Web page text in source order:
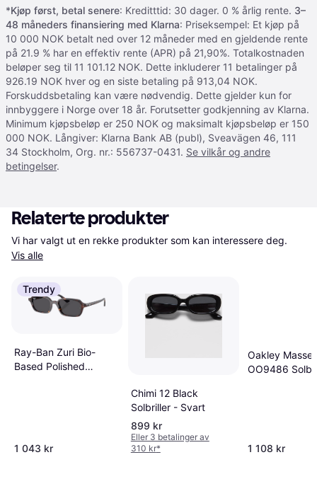
*Kjøp først, betal senere: Kreditttid: 30 dager. 0 % årlig rente. 3–
48 måneders finansiering med Klarna: Priseksempel: Et kjøp på
10 000 NOK betalt ned over 12 måneder med en gjeldende rente
på 21.9 % har en effektiv rente (APR) på 21,90%. Totalkostnaden
beløper seg til 11 101.12 NOK. Dette inkluderer 11 betalinger på
926.19 NOK hver og en siste betaling på 913,04 NOK.
Forskuddsbetaling kan være nødvendig. Dette gjelder kun for
innbyggere i Norge over 18 år. Forutsetter godkjenning av Klarna.
Minimum kjøpsbeløp er 250 NOK og maksimalt kjøpsbeløp er 150
000 NOK. Långiver: Klarna Bank AB (publ), Sveavägen 46, 111
34 Stockholm, Org. nr.: 556737-0431. Se vilkår og andre
betingelser.
Relaterte produkter
Vis alle
Trendy
Ray-Ban Zuri Bio-
Based Polished
1 043 kr
Chimi 12 Black
Solbriller - Svart
899 kr
Eller 3 betalinger av
310 kr*
Oakley
OO9486
1 108 kr